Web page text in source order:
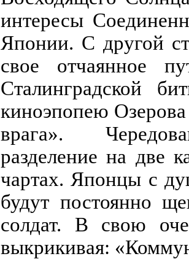
интересы
Японии. С другой
свое отчаянное
Сталинградской
киноэпопею
врага».
разделение на две
чартах. Японцы с
будут постоянно
солдат. В свою
выкрикивая: